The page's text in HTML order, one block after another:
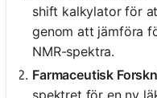
shift kalkylator för
genom att jämföra
NMR-spektra.
Farmaceutisk
spektret för en ny